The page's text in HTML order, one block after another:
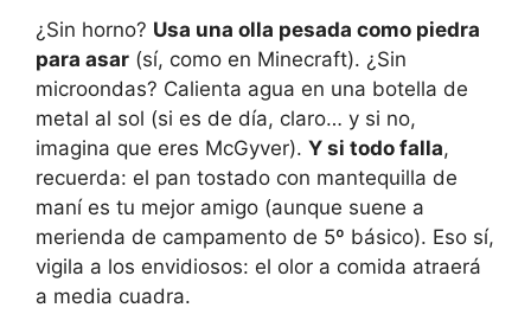
¿Sin horno? Usa una olla pesada como piedra
para asar (sí, como en Minecraft). ¿Sin
microondas? Calienta agua en una botella de
metal al sol (si es de día, claro… y si no,
imagina que eres McGyver). Y si todo falla,
recuerda: el pan tostado con mantequilla de
maní es tu mejor amigo (aunque suene a
merienda de campamento de 5º básico). Eso sí,
vigila a los envidiosos: el olor a comida atraerá
a media cuadra.